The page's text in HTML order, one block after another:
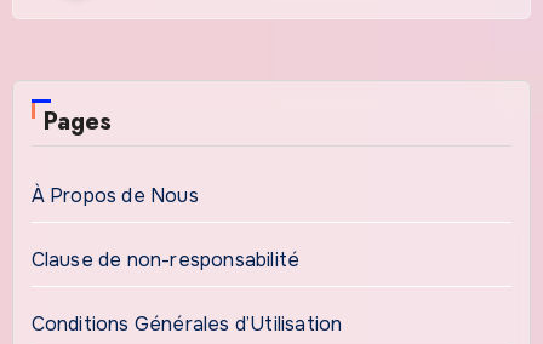
Pages
À Propos de Nous
Clause de non-responsabilité
Conditions Générales d’Utilisation